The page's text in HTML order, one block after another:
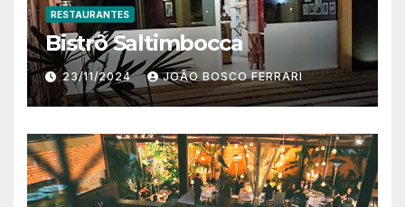
RESTAURANTES
Bistrô Saltimbocca
23/11/2024 JOÃO BOSCO FERRARI